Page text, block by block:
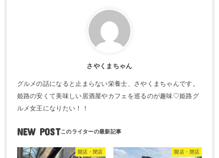
さやくまちゃん
グルメの話になると止まらない栄養士、さやくまちゃんです。
姫路の安くて美味しい居酒屋やカフェを巡るのが趣味♡姫路グ
ルメ女王になりたい！！
NEW POST
開店・閉店 開店・閉店